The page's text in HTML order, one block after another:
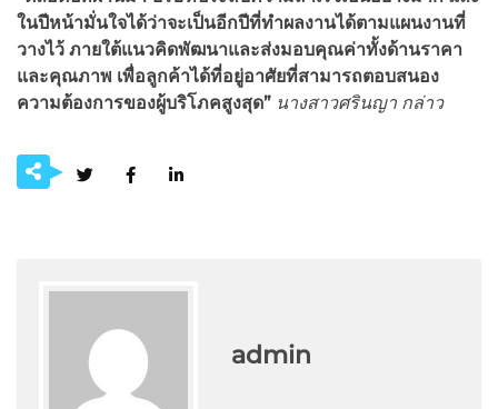
ในปีหน้ามั่นใจได้ว่าจะเป็นอีกปีที่ทำผลงานได้ตามแผนงานที่
วางไว้ ภายใต้แนวคิดพัฒนาและส่งมอบคุณค่าทั้งด้านราคา
และคุณภาพ เพื่อลูกค้าได้ที่อยู่อาศัยที่สามารถตอบสนอง
ความต้องการของผู้บริโภคสูงสุด” นางสาวศรินญา กล่าว
admin